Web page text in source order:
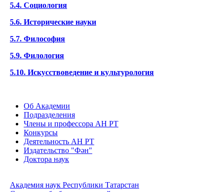
5.4. Социология
5.6. Исторические науки
5.7. Философия
5.9. Филология
5.10. Искусствоведение и культурология
Об Академии
Подразделения
Члены и профессора АН РТ
Конкурсы
Деятельность АН РТ
Издательство "Фән"
Доктора наук
Академия наук Республики Татарстан